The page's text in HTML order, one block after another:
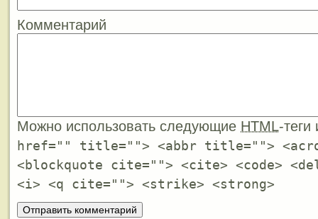
Комментарий
Можно использовать следующие HTML-
href="" title=""> <abbr title="">
<blockquote cite=""> <cite> <code>
<i> <q cite=""> <strike> <strong>